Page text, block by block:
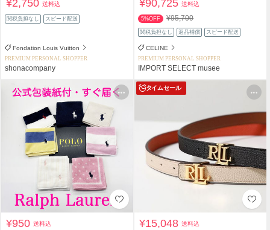
¥2,750送料込
関税負担なし スピード配送
Fondation Louis Vuitton
PREMIUM PERSONAL SHOPPER
shonacompany
¥90,725送料込
5%OFF ¥95,700
関税負担なし 返品補償 スピード配送
CELINE
PREMIUM PERSONAL SHOPPER
IMPORT SELECT musee
¥950送料込
タイムセール
¥15,048送料込